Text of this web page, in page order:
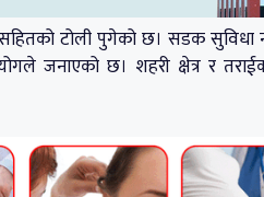
टोली पुगेको छ। सडक
जनाएको छ। शहरी क्षेत्र र